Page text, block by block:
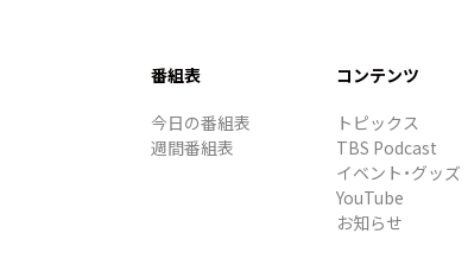
番組表
今日の番組表
週間番組表
コンテンツ
トピックス
TBS Podcast
イベント・グッズ
YouTube
お知らせ